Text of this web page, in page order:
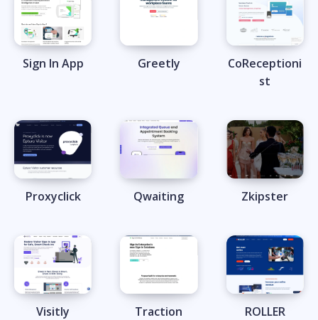
Sign In App Greetly
CoReceptioni
st
Proxyclick Qwaiting Zkipster
Visitly
Traction
ROLLER